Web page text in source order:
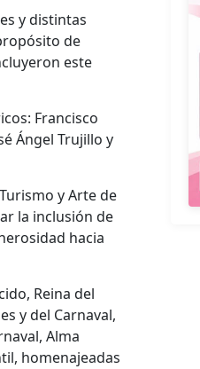
y distintas
de
este
Francisco
Ángel Trujillo y
y Arte de
la inclusión de
hacia
Reina del
y del Carnaval,
Alma
homenajeadas